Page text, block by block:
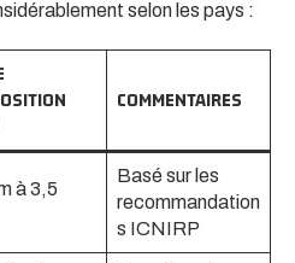
selon les pays :
COMMENTAIRES
à 3,5
Basé sur les
recommandation
s ICNIRP